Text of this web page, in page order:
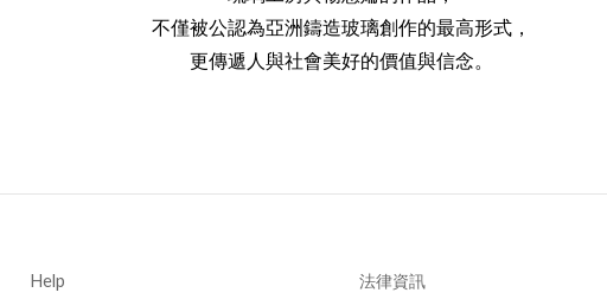
不僅被公認為亞洲鑄造玻璃創作的最高形式，
更傳遞人與社會美好的價值與信念。
Help 法律資訊